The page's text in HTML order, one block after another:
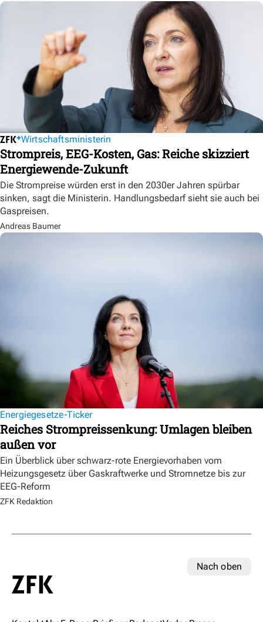
Wirtschaftsministerin
Strompreis, EEG-Kosten, Gas: Reiche skizziert
Energiewende-Zukunft
Die Strompreise würden erst in den 2030er Jahren spürbar
sinken, sagt die Ministerin. Handlungsbedarf sieht sie auch bei
Gaspreisen.
Andreas Baumer
Energiegesetze-Ticker
Reiches Strompreissenkung: Umlagen bleiben
außen vor
Ein Überblick über schwarz-rote Energievorhaben vom
Heizungsgesetz über Gaskraftwerke und Stromnetze bis zur
EEG-Reform
ZFK Redaktion
Nach oben